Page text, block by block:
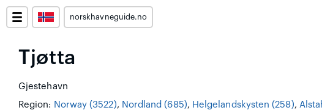
norskhavneguide.no
Tjøtta
Gjestehavn
Region: Norway (3522), Nordland (685), Helgelandskysten (258),